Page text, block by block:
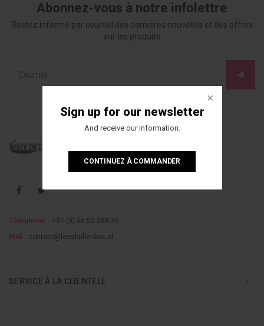
Sign up for our newsletter
And receive our information.
CONTINUEZ À COMMANDER
Abonnez-vous à notre infolettre
Restez informé par courriel des dernières nouvelles et des offres
sur les produits
Téléphone
+31 (0) 36 52 588 36
Mail
contact@leesbrillenbox.nl
SERVICE À LA CLIENTÈLE